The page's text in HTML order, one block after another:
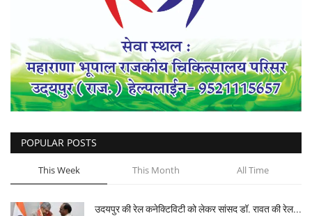
POPULAR POSTS
This Week This Month All Time
उदयपुर की रेल कनेक्टिविटी को लेकर सांसद डॉ. रावत की रेल...